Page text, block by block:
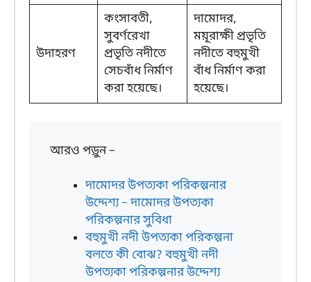
উদাহরণ
কংসাবতী,
সুবর্ণরেখা
প্রভৃতি নদীতে
সেচবাঁধ নির্মাণ
করা হয়েছে।
দামোদর,
ময়ূরাক্ষী প্রভৃতি
নদীতে বহুমুখী
বাঁধ নির্মাণ করা
হয়েছে।
আরও পড়ুন –
দামোদর উপত্যকা পরিকল্পনার
উদ্দেশ্য – দামোদর উপত্যকা
পরিকল্পনার সুবিধা
বহুমুখী নদী উপত্যকা পরিকল্পনা
বলতে কী বোঝ? বহুমুখী নদী
উপত্যকা পরিকল্পনার উদ্দেশ্য